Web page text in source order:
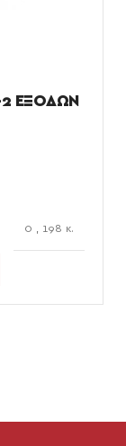
2 ΕΞΟΔΩΝ
0 , 198 κ.